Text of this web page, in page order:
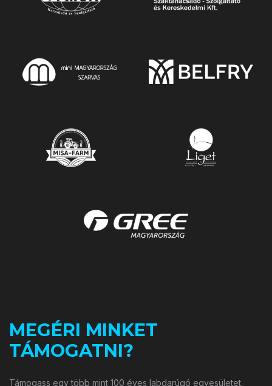
MEGÉRI MINKET
TÁMOGATNI?
Támogass egy több mint 100 éves labdarúgó egyesületet.